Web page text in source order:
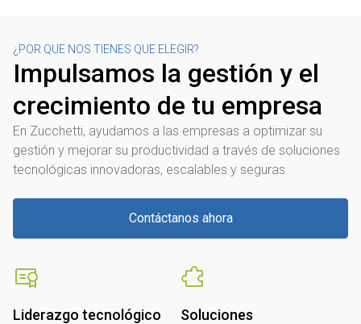
¿POR QUE NOS TIENES QUE ELEGIR?
Impulsamos la gestión y el
crecimiento de tu empresa
En Zucchetti, ayudamos a las empresas a optimizar su
gestión y mejorar su productividad a través de soluciones
tecnológicas innovadoras, escalables y seguras.
Contáctanos ahora
Liderazgo tecnológico
Soluciones